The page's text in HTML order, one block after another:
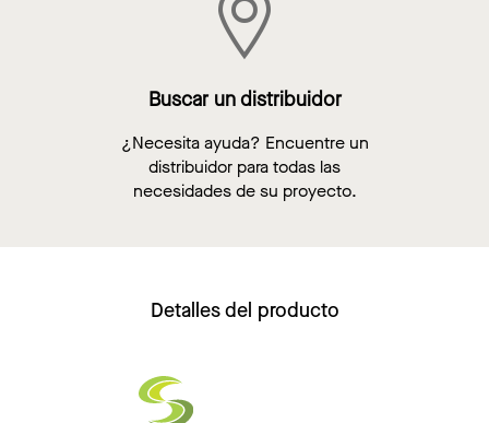
Buscar un distribuidor
¿Necesita ayuda? Encuentre un
distribuidor para todas las
necesidades de su proyecto.
Detalles del producto